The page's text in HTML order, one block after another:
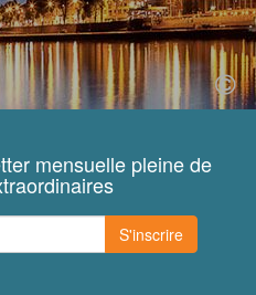
mensuelle pleine de
S'inscrire